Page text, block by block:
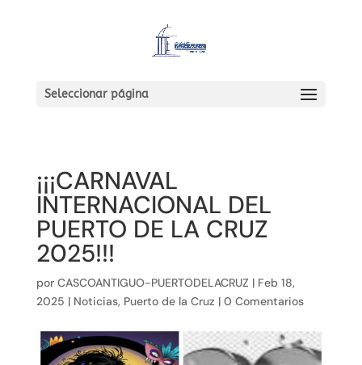
Seleccionar página
¡¡¡CARNAVAL
INTERNACIONAL DEL
PUERTO DE LA CRUZ
2025!!!
por CASCOANTIGUO-PUERTODELACRUZ | Feb 18,
2025 | Noticias, Puerto de la Cruz | 0 Comentarios